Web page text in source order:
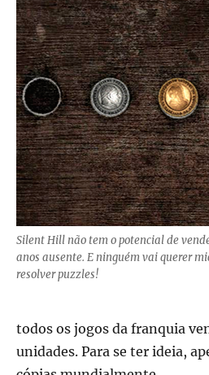
Silent Hill não tem o potencial de
anos ausente. E ninguém vai querer
resolver puzzles!
todos os jogos da franquia
unidades. Para se ter ideia,